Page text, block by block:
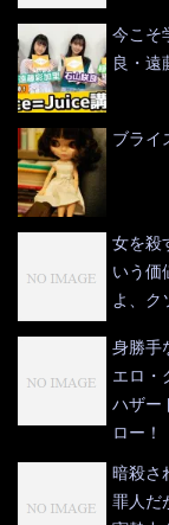
今こそ
良・遠
ブライ
女を殺
いう価
よ、ク
身勝手
エロ・
ハザー
ロー！
暗殺さ
罪人だ